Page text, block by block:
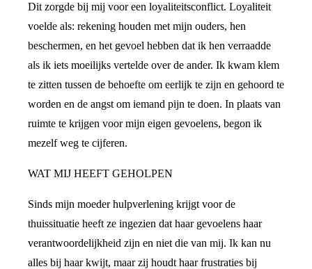
Dit zorgde bij mij voor een loyaliteitsconflict. Loyaliteit
voelde als: rekening houden met mijn ouders, hen
beschermen, en het gevoel hebben dat ik hen verraadde
als ik iets moeilijks vertelde over de ander. Ik kwam klem
te zitten tussen de behoefte om eerlijk te zijn en gehoord te
worden en de angst om iemand pijn te doen. In plaats van
ruimte te krijgen voor mijn eigen gevoelens, begon ik
mezelf weg te cijferen.
WAT MIJ HEEFT GEHOLPEN
Sinds mijn moeder hulpverlening krijgt voor de
thuissituatie heeft ze ingezien dat haar gevoelens haar
verantwoordelijkheid zijn en niet die van mij. Ik kan nu
alles bij haar kwijt, maar zij houdt haar frustraties bij